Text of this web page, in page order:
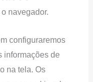
navegador.
configuraremos
informações de
na tela. Os